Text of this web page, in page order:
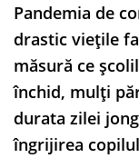
Pandemia de
drastic viețile
măsură ce
închid, mulți
durata zilei
îngrijirea